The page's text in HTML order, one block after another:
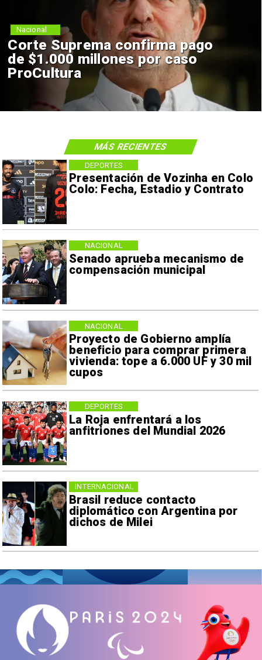
Corte Suprema confirma pago
de $1.000 millones por caso
ProCultura
Nacional
Presentación de Vozinha en Colo
Colo: Fecha, Estadio y Contrato
DEPORTES
Senado aprueba mecanismo de
compensación municipal
NACIONAL
Proyecto de Gobierno amplía
beneficio para comprar primera
vivienda: tope a 6.000 UF y 30 mil
cupos
NACIONAL
La Roja enfrentará a los
anfitriones del Mundial 2026
DEPORTES
Brasil reduce contacto
diplomático con Argentina por
dichos de Milei
INTERNACIONAL
MÁS RECIENTES